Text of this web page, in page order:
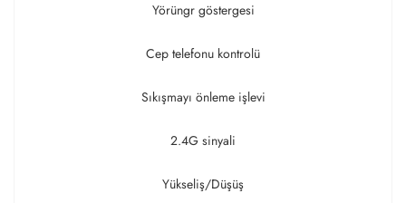
Yörüngr göstergesi
Cep telefonu kontrolü
Sıkışmayı önleme işlevi
2.4G sinyali
Yükseliş/Düşüş